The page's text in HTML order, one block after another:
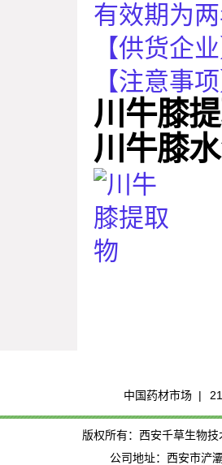
有效期为
【供货企
【注意事
川牛膝
川牛膝
中国药材市场 |
版权所有：西安千草生物
公司地址：西安市浐